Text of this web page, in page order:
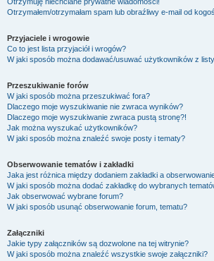
Otrzymałem/otrzymałam spam lub obraźliwy e-mail od
Przyjaciele i wrogowie
Co to jest lista przyjaciół i wrogów?
W jaki sposób można dodawać/usuwać użytkowników z
Przeszukiwanie forów
W jaki sposób można przeszukiwać fora?
Dlaczego moje wyszukiwanie nie zwraca wyników?
Dlaczego moje wyszukiwanie zwraca pustą stronę?!
Jak można wyszukać użytkowników?
W jaki sposób można znaleźć swoje posty i tematy?
Obserwowanie tematów i zakładki
Jaka jest różnica między dodaniem zakładki a
W jaki sposób można dodać zakładkę do wybranych
Jak obserwować wybrane forum?
W jaki sposób usunąć obserwowanie forum, tematu?
Załączniki
Jakie typy załączników są dozwolone na tej witrynie?
W jaki sposób można znaleźć wszystkie swoje załączniki?